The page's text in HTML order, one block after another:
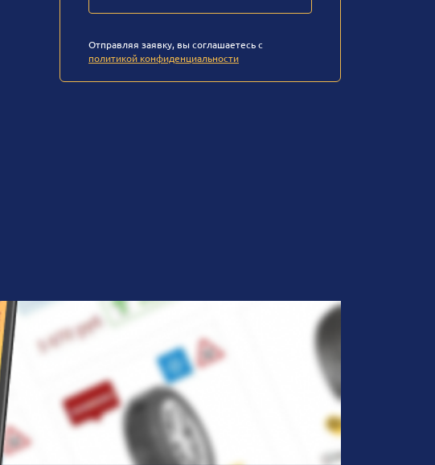
Отправляя заявку, вы соглашаетесь с
политикой конфиденциальности